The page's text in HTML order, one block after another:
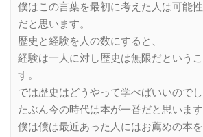
僕はこの言葉を最初に考えた人は可能
だと思います。
歴史と経験を人の数にすると、
経験は一人に対し歴史は無限だという
す。
では歴史はどうやって学べばいいので
たぶん今の時代は本が一番だと思います
僕は僕は最近あった人にはお薦めの本